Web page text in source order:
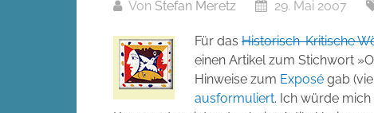
Von Stefan Meretz 29. Mai 2007
Für dasHistorisch-Kritische
einen Artikel zum Stichwort
Hinweise zum Exposé gab
ausformuliert. Ich würde